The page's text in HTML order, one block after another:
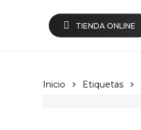
TIENDA ONLINE
Inicio Etiquetas